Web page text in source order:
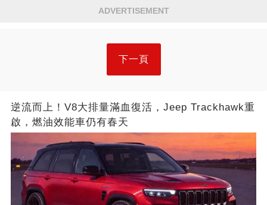
ADVERTISEMENT
下一頁
逆流而上！V8大排量滿血復活，Jeep Trackhawk重
啟，燃油效能車仍有春天